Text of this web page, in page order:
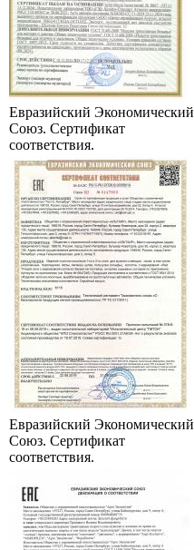
Евразийский Экономический
Союз. Сертификат
соответствия.
Евразийский Экономический
Союз. Сертификат
соответствия.